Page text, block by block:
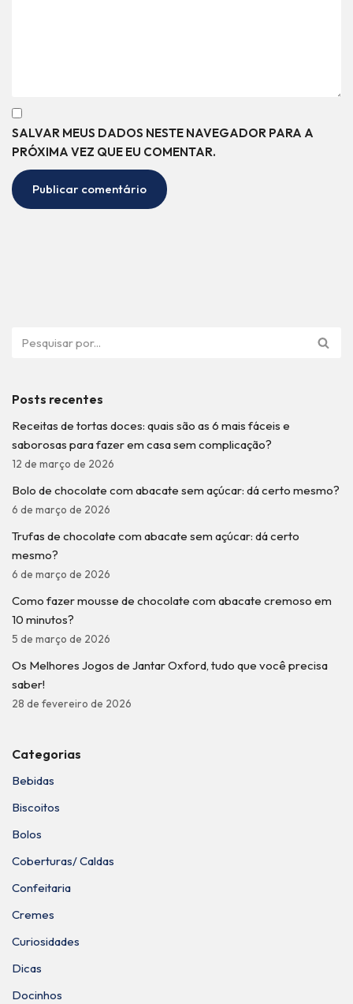
SALVAR MEUS DADOS NESTE NAVEGADOR PARA A
PRÓXIMA VEZ QUE EU COMENTAR.
Posts recentes
Receitas de tortas doces: quais são as 6 mais fáceis e
saborosas para fazer em casa sem complicação?
12 de março de 2026
Bolo de chocolate com abacate sem açúcar: dá certo mesmo?
6 de março de 2026
Trufas de chocolate com abacate sem açúcar: dá certo
mesmo?
6 de março de 2026
Como fazer mousse de chocolate com abacate cremoso em
10 minutos?
5 de março de 2026
Os Melhores Jogos de Jantar Oxford, tudo que você precisa
saber!
28 de fevereiro de 2026
Categorias
Bebidas
Biscoitos
Bolos
Coberturas/ Caldas
Confeitaria
Cremes
Curiosidades
Dicas
Docinhos